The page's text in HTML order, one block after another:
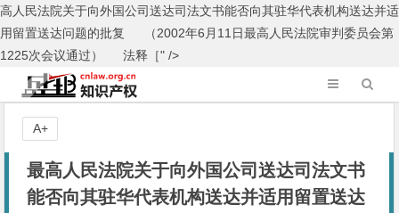
高人民法院关于向外国公司送达司法文书能否向其驻华代表机构送达并适
用留置送达问题的批复 （2002年6月11日最高人民法院审判委员会第
1225次会议通过） 法释［" />
最高人民法院关于向外国公司送达司法文书
能否向其驻华代表机构送达并适用留置送达
A+